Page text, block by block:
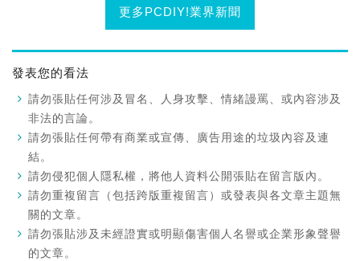
更多PCDIY!業界新聞
發表您的看法
請勿張貼任何涉及冒名、人身攻擊、情緒謾罵、或內容涉及
非法的言論。
請勿張貼任何帶有商業或宣傳、廣告用途的垃圾內容及連
結。
請勿侵犯個人隱私權，將他人資料公開張貼在留言版內。
請勿重複留言（包括跨版重複留言）或發表與各文章主題無
關的文章。
請勿張貼涉及未經證實或明顯傷害個人名譽或企業形象聲譽
的文章。